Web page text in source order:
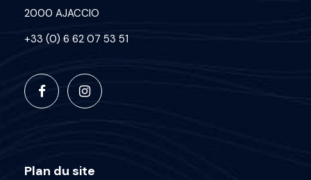
2000 AJACCIO
+33 (0) 6 62 07 53 51
Plan du site